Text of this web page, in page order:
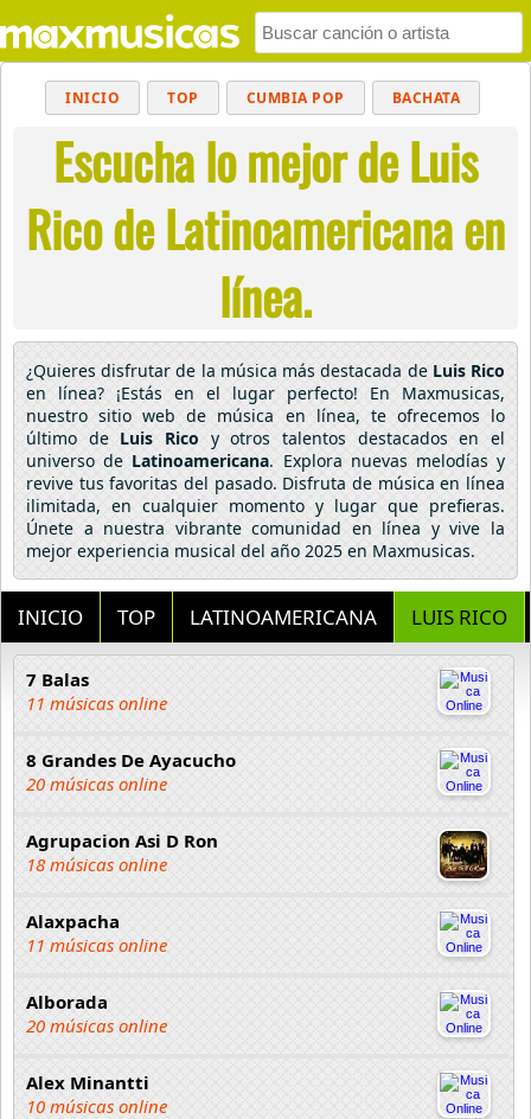
INICIO TOP CUMBIA POP BACHATA
MUSICA CRISTIANA REGGAETON
BALADAS ALTERNATIVO ELECTRÓNICA
CUMBIAS
Escucha lo mejor de Luis
Rico de Latinoamericana en
línea.
¿Quieres disfrutar de la música más destacada de Luis Rico
en línea? ¡Estás en el lugar perfecto! En Maxmusicas,
nuestro sitio web de música en línea, te ofrecemos lo
último de Luis Rico y otros talentos destacados en el
universo de Latinoamericana. Explora nuevas melodías y
revive tus favoritas del pasado. Disfruta de música en línea
ilimitada, en cualquier momento y lugar que prefieras.
Únete a nuestra vibrante comunidad en línea y vive la
mejor experiencia musical del año 2025 en Maxmusicas.
INICIO TOP LATINOAMERICANA LUIS RICO
7 Balas
11 músicas online
8 Grandes De Ayacucho
20 músicas online
Agrupacion Asi D Ron
18 músicas online
Alaxpacha
11 músicas online
Alborada
20 músicas online
Alex Minantti
10 músicas online